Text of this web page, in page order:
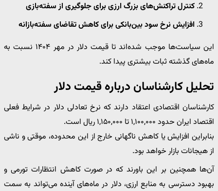
کنترل تراکنش‌های بزرگ ارزی برای جلوگیری از سفته‌بازی
افزایش نرخ سود بین‌بانکی برای کاهش تقاضای سفته‌بازانه
این سیاست‌ها موجب شده‌اند تا قیمت دلار در مهر ۱۴۰۴ نسبت به
ماه‌های گذشته ثبات بیشتری پیدا کند.
تحلیل کارشناسان درباره قیمت دلار
کارشناسان اقتصادی اعتقاد دارند که نرخ تعادلی دلار در شرایط فعلی
اقتصاد ایران حدود ۱,۱۰۰,۰۰۰ تا ۱,۱۵۰,۰۰۰ ریال است.
بنابراین افزایش یا کاهش ناگهانی خارج از این محدوده، موقتی و ناشی
از هیجانات بازار خواهد بود.
آن‌ها همچنین بر این باورند که در صورت کاهش انتظارات تورمی و
بهبود دسترسی به منابع ارزی، دلار در ماه‌های آینده می‌تواند به سمت